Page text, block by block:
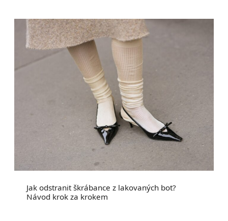
Jak odstranit škrábance z lakovaných bot?
Návod krok za krokem